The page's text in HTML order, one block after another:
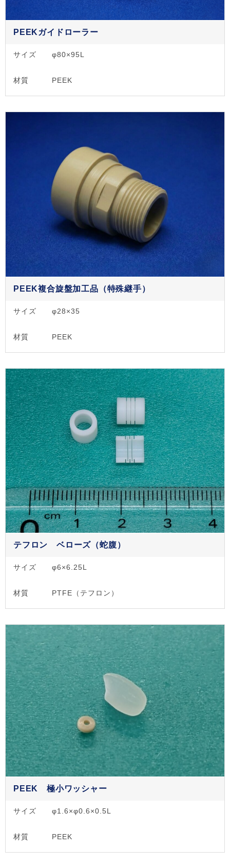
PEEKガイドローラー
サイズ φ80×95L
材質 PEEK
PEEK複合旋盤加工品（特殊継手）
サイズ φ28×35
材質 PEEK
テフロン ベローズ（蛇腹）
サイズ φ6×6.25L
材質 PTFE（テフロン）
PEEK 極小ワッシャー
サイズ φ1.6×φ0.6×0.5L
材質 PEEK